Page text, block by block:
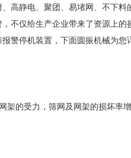
高静电、聚团、易堵网、不下料
不仅给生产企业带来了资源上的
警停机装置，下面圆振机械为您
的受力，筛网及网架的损坏率增